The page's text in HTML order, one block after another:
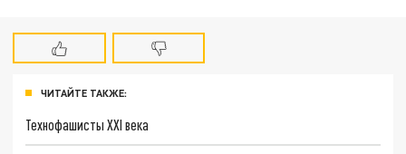
ЧИТАЙТЕ ТАКЖЕ:
Технофашисты XXI века